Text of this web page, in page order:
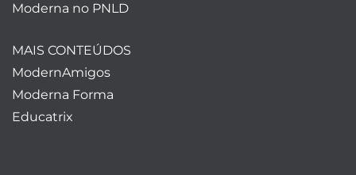
Moderna no PNLD
MAIS CONTEÚDOS
ModernAmigos
Moderna Forma
Educatrix